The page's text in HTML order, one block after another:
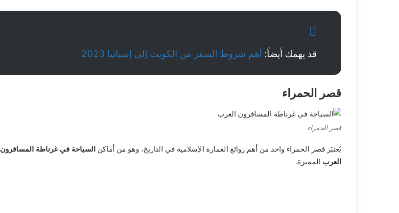
قد يهمك أيضاً: أهم شروط السفر من الكويت إلى إسبانيا 2023
قصر الحمراء
قصر الحمراء
يُعتبَر قصر الحمراء واحد من أهم روائع العمارة الإسلامية في التاريخ، وهو من أماكن ‏ السياحة في غرناطة المسافرون
العرب المميزة.